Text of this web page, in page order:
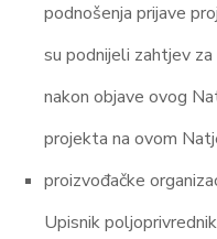
podnošenja prijave
su podnijeli zahtjev
nakon objave ovog
projekta na ovom
proizvođačke
Upisnik